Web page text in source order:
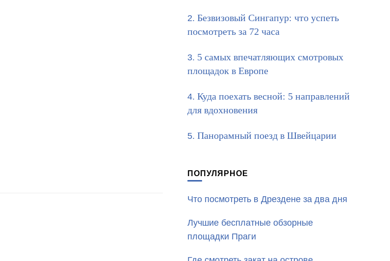
Безвизовый Сингапур: что успеть
посмотреть за 72 часа
5 самых впечатляющих смотровых
площадок в Европе
Куда поехать весной: 5 направлений
для вдохновения
Панорамный поезд в Швейцарии
ПОПУЛЯРНОЕ
Что посмотреть в Дрездене за два дня
Лучшие бесплатные обзорные
площадки Праги